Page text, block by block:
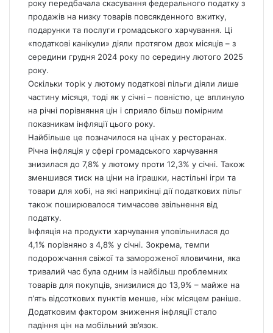
року передбачала скасування федерального податку з
продажів на низку товарів повсякденного вжитку,
подарунки та послуги громадського харчування. Ці
«податкові канікули» діяли протягом двох місяців – з
середини грудня 2024 року по середину лютого 2025
року.
Оскільки торік у лютому податкові пільги діяли лише
частину місяця, тоді як у січні – повністю, це вплинуло
на річні порівняння цін і сприяло більш помірним
показникам інфляції цього року.
Найбільше це позначилося на цінах у ресторанах.
Річна інфляція у сфері громадського харчування
знизилася до 7,8% у лютому проти 12,3% у січні. Також
зменшився тиск на ціни на іграшки, настільні ігри та
товари для хобі, на які наприкінці дії податкових пільг
також поширювалося тимчасове звільнення від
податку.
Інфляція на продукти харчування уповільнилася до
4,1% порівняно з 4,8% у січні. Зокрема, темпи
подорожчання свіжої та замороженої яловичини, яка
тривалий час була одним із найбільш проблемних
товарів для покупців, знизилися до 13,9% – майже на
п’ять відсоткових пунктів менше, ніж місяцем раніше.
Додатковим фактором зниження інфляції стало
падіння цін на мобільний зв’язок.